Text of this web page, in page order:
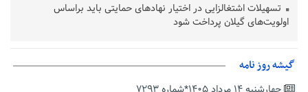
تسهیلات اشتغالزایی در اختیار نهادهای حمایتی باید براساس
اولویت‌های گیلان پرداخت شود
دفتر رهبر انقلاب: مطالب خارج از مراجع رسمی فاقد سندیت است
گیشه روز نامه